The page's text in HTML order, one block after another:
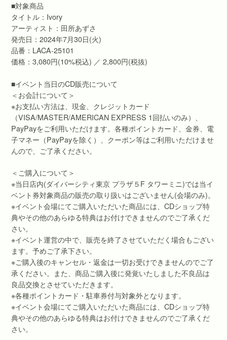
■対象商品
タイトル：Ivory
アーティスト：田所あずさ
発売日：2024年7月30日(火)
品番：LACA-25101
価格：3,080円(10%税込) ／ 2,800円(税抜)
■イベント当日のCD販売について
＜お会計について＞
※お支払い方法は、現金、クレジットカード
（VISA/MASTER/AMERICAN EXPRESS 1回払いのみ）、
PayPayをご利用いただけます。各種ポイントカード、金券、電
子マネー（PayPayを除く）、クーポン等はご利用いただけませ
んので、ご了承ください。
＜ご購入について＞
※当日店内(ダイバーシティ東京 プラザ５F タワーミニ)では当イ
ベント券対象商品の販売の取り扱いはございません(会場のみ)。
※イベント会場にてご購入いただいた商品には、CDショップ特
典やその他のあらゆる特典はお付けできませんのでご了承くだ
さい。
※イベント運営の中で、販売を終了させていただく場合もござい
ます。予めご了承下さい。
※ご購入後のキャンセル・返金は一切お受けできませんのでご了
承ください。また、商品ご購入後に発覚いたしました不良品は
良品交換とさせていただきます。
※各種ポイントカード・駐車券付与対象外となります。
※イベント会場にてご購入いただいた商品には、CDショップ特
典やその他のあらゆる特典はお付けできませんのでご了承くだ
さい。